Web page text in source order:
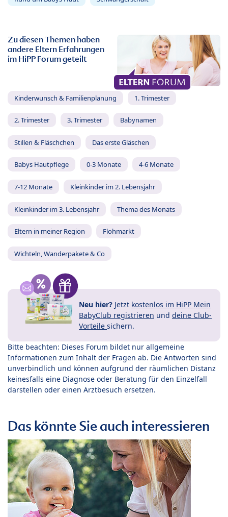
Zu diesen Themen haben
andere Eltern Erfahrungen
im HiPP Forum geteilt
Kinderwunsch & Familienplanung 1. Trimester
2. Trimester 3. Trimester Babynamen
Stillen & Fläschchen Das erste Gläschen
Babys Hautpflege 0-3 Monate 4-6 Monate
7-12 Monate Kleinkinder im 2. Lebensjahr
Kleinkinder im 3. Lebensjahr Thema des Monats
Eltern in meiner Region Flohmarkt
Wichteln, Wanderpakete & Co
Neu hier? Jetzt kostenlos im HiPP Mein
BabyClub registrieren und deine Club-
Vorteile sichern.
Bitte beachten: Dieses Forum bildet nur allgemeine
Informationen zum Inhalt der Fragen ab. Die Antworten sind
unverbindlich und können aufgrund der räumlichen Distanz
keinesfalls eine Diagnose oder Beratung für den Einzelfall
darstellen oder einen Arztbesuch ersetzen.
Das könnte Sie auch interessieren